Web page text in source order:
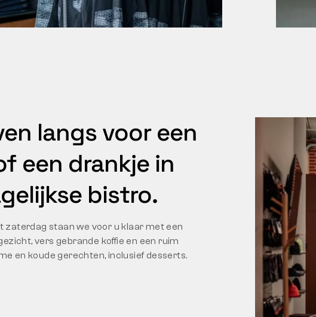
langs voor een
een drankje in
bistro.
zaterdag staan we voor u klaar met een
vers gebrande koffie en een ruim
en koude gerechten, inclusief desserts.